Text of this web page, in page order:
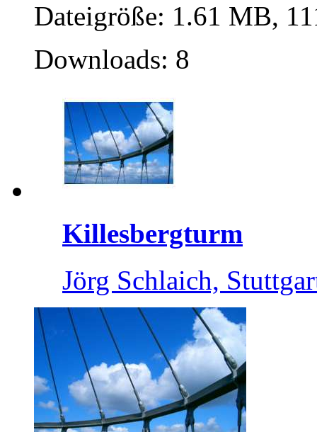
Dateigröße: 1.61 MB,
Downloads: 8
Killesbergturm
Jörg Schlaich,